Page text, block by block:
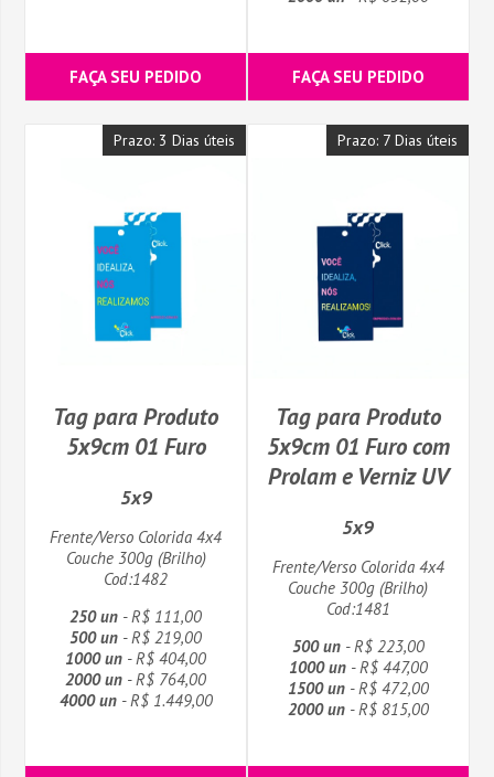
FAÇA SEU PEDIDO FAÇA SEU PEDIDO
Prazo: 3 Dias úteis
Tag para Produto
5x9cm 01 Furo
5x9
Frente/Verso Colorida 4x4
Couche 300g (Brilho)
Cod:1482
250 un - R$ 111,00
500 un - R$ 219,00
1000 un - R$ 404,00
2000 un - R$ 764,00
4000 un- R$ 1.449,00
Prazo: 7 Dias úteis
Tag para Produto
5x9cm 01 Furo com
Prolam e Verniz UV
5x9
Frente/Verso Colorida 4x4
Couche 300g (Brilho)
Cod:1481
500 un- R$ 223,00
1000 un- R$ 447,00
1500 un- R$ 472,00
2000 un- R$ 815,00